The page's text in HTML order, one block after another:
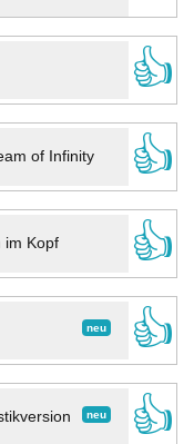
👍
of Infinity
👍
im Kopf
👍
neu
👍
neu
👍